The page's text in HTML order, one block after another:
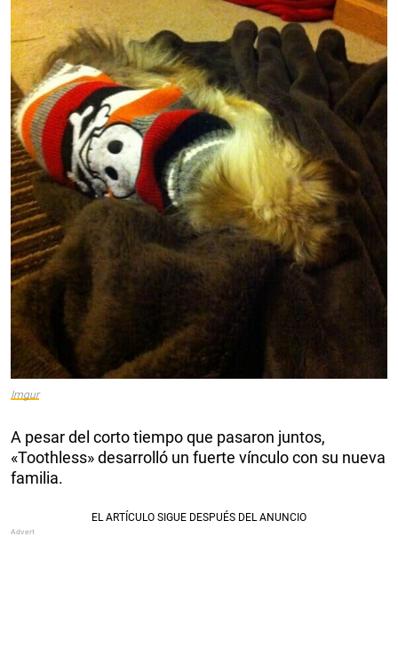
Imgur
A pesar del corto tiempo que pasaron juntos,
«Toothless» desarrolló un fuerte vínculo con su nueva
familia.